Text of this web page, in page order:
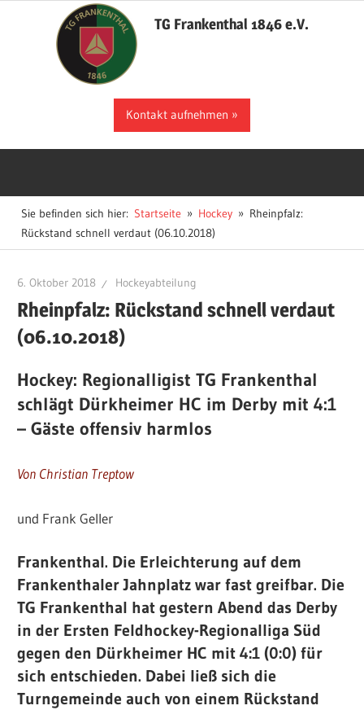
TG Frankenthal 1846 e.V.
Kontakt aufnehmen
Sie befinden sich hier: Startseite Hockey
Rheinpfalz:
Rückstand schnell verdaut (06.10.2018)
6. Oktober 2018 Hockeyabteilung
Rheinpfalz: Rückstand schnell verdaut
(06.10.2018)
Hockey: Regionalligist TG Frankenthal
schlägt Dürkheimer HC im Derby mit 4:1
– Gäste offensiv harmlos
Von Christian Treptow
und Frank Geller
Frankenthal. Die Erleichterung auf dem
Frankenthaler Jahnplatz war fast greifbar. Die
TG Frankenthal hat gestern Abend das Derby
in der Ersten Feldhockey-Regionalliga Süd
gegen den Dürkheimer HC mit 4:1 (0:0) für
sich entschieden. Dabei ließ sich die
Turngemeinde auch von einem Rückstand